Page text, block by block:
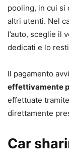
pooling, in cui si
altri utenti. Nel
l’auto, sceglie il
dedicati e lo
Il pagamento
effettivamente
effettuate
direttamente
Car